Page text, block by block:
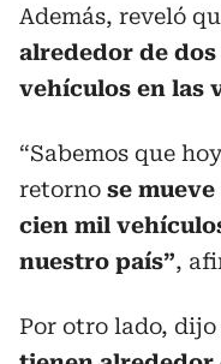
Además, reveló
alrededor de
vehículos en las
“Sabemos que
retorno se
cien mil
nuestro país”,
Por otro lado, dijo